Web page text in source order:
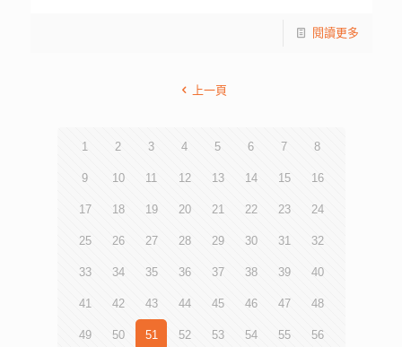
閱讀更多
上一頁
1 2 3 4 5 6 7 8
9 10 11 12 13 14 15 16
17 18 19 20 21 22 23 24
25 26 27 28 29 30 31 32
33 34 35 36 37 38 39 40
41 42 43 44 45 46 47 48
49 50 51 52 53 54 55 56